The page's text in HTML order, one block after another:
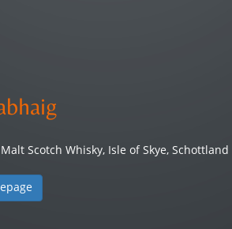
Scotch Whisky, Isle of Skye, Schottland